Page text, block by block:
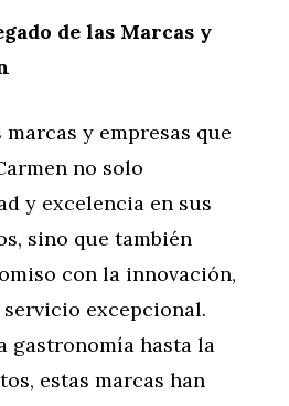
de las Marcas y
y empresas que
no solo
y excelencia en sus
sino que también
con la innovación,
excepcional.
gastronomía hasta la
estas marcas han